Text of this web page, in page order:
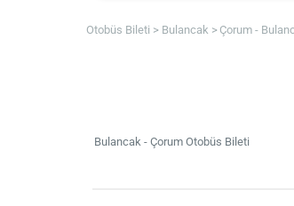
Otobüs Bileti Bulancak Çorum -
Bulancak - Çorum Otobüs Bileti